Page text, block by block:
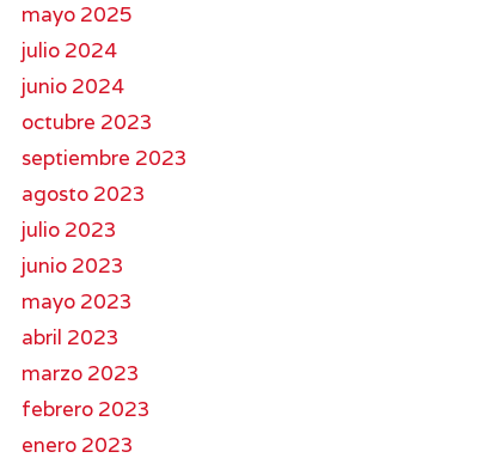
mayo 2025
julio 2024
junio 2024
octubre 2023
septiembre 2023
agosto 2023
julio 2023
junio 2023
mayo 2023
abril 2023
marzo 2023
febrero 2023
enero 2023